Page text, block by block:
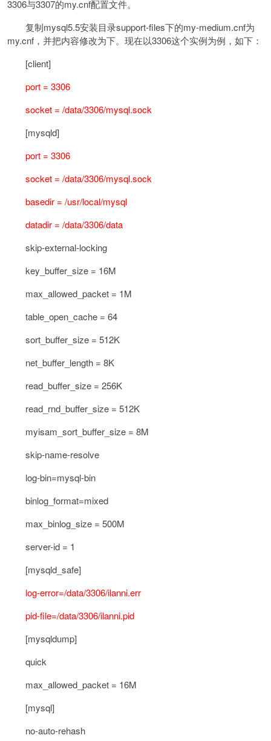
3306与3307的my.cnf配置文件。
复制mysql5.5安装目录support-files下的my-medium.cnf为
my.cnf，并把内容修改为下。现在以3306这个实例为例，如下：
[client]
port = 3306
socket = /data/3306/mysql.sock
[mysqld]
port = 3306
socket = /data/3306/mysql.sock
basedir = /usr/local/mysql
datadir = /data/3306/data
skip-external-locking
key_buffer_size = 16M
max_allowed_packet = 1M
table_open_cache = 64
sort_buffer_size = 512K
net_buffer_length = 8K
read_buffer_size = 256K
read_rnd_buffer_size = 512K
myisam_sort_buffer_size = 8M
skip-name-resolve
log-bin=mysql-bin
binlog_format=mixed
max_binlog_size = 500M
server-id = 1
[mysqld_safe]
log-error=/data/3306/ilanni.err
pid-file=/data/3306/ilanni.pid
[mysqldump]
quick
max_allowed_packet = 16M
[mysql]
no-auto-rehash